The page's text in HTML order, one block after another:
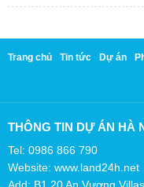
Trang chủ Tin tức Dự án
THÔNG TIN DỰ ÁN HÀ
Tel: 0986 866 790
Website: www.land24h.net